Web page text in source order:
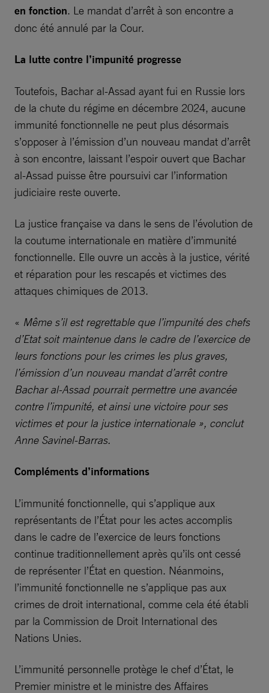
en fonction. Le mandat d’arrêt à son encontre a
donc été annulé par la Cour.
La lutte contre l’impunité progresse
Toutefois, Bachar al-Assad ayant fui en Russie lors
de la chute du régime en décembre 2024, aucune
immunité fonctionnelle ne peut plus désormais
s’opposer à l’émission d’un nouveau mandat d’arrêt
à son encontre, laissant l’espoir ouvert que Bachar
al-Assad puisse être poursuivi car l’information
judiciaire reste ouverte.
La justice française va dans le sens de l’évolution de
la coutume internationale en matière d’immunité
fonctionnelle. Elle ouvre un accès à la justice, vérité
et réparation pour les rescapés et victimes des
attaques chimiques de 2013.
« Même s’il est regrettable que l’impunité des chefs
d’Etat soit maintenue dans le cadre de l’exercice de
leurs fonctions pour les crimes les plus graves,
l’émission d’un nouveau mandat d’arrêt contre
Bachar al-Assad pourrait permettre une avancée
contre l’impunité, et ainsi une victoire pour ses
victimes et pour la justice internationale », conclut
Anne Savinel-Barras.
Compléments d’informations
L’immunité fonctionnelle, qui s’applique aux
représentants de l’État pour les actes accomplis
dans le cadre de l’exercice de leurs fonctions
continue traditionnellement après qu’ils ont cessé
de représenter l’État en question. Néanmoins,
l’immunité fonctionnelle ne s’applique pas aux
crimes de droit international, comme cela été établi
par la Commission de Droit International des
Nations Unies.
L’immunité personnelle protège le chef d’État, le
Premier ministre et le ministre des Affaires